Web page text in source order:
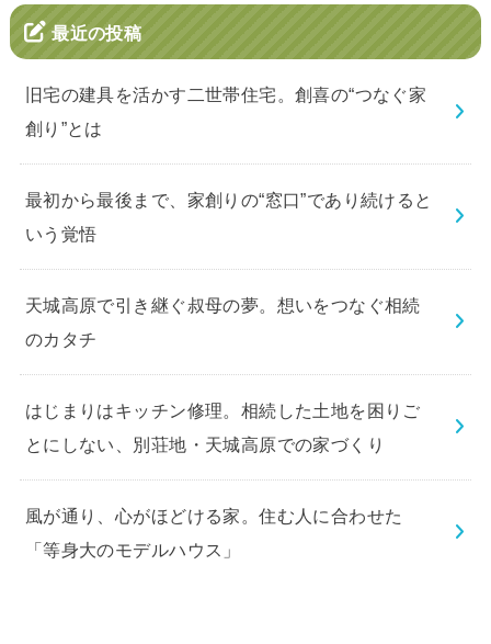
最近の投稿
旧宅の建具を活かす二世帯住宅。創喜の“つなぐ家
創り”とは
最初から最後まで、家創りの“窓口”であり続けると
いう覚悟
天城高原で引き継ぐ叔母の夢。想いをつなぐ相続
のカタチ
はじまりはキッチン修理。相続した土地を困りご
とにしない、別荘地・天城高原での家づくり
風が通り、心がほどける家。住む人に合わせた
「等身大のモデルハウス」